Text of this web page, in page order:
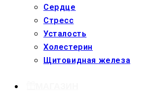
Сердце
Стресс
Усталость
Холестерин
Щитовидная железа